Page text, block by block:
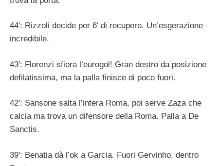
44′: Rizzoli decide per 6′ di recupero. Un’esgerazione
incredibile.
43′: Florenzi sfiora l’eurogol! Gran destro da posizione
defilatissima, ma la palla finisce di poco fuori.
42′: Sansone salta l’intera Roma, poi serve Zaza che
calcia ma trova un difensore della Roma. Palla a De
Sanctis.
39′: Benatia dà l’ok a Garcia. Fuori Gervinho, dentro